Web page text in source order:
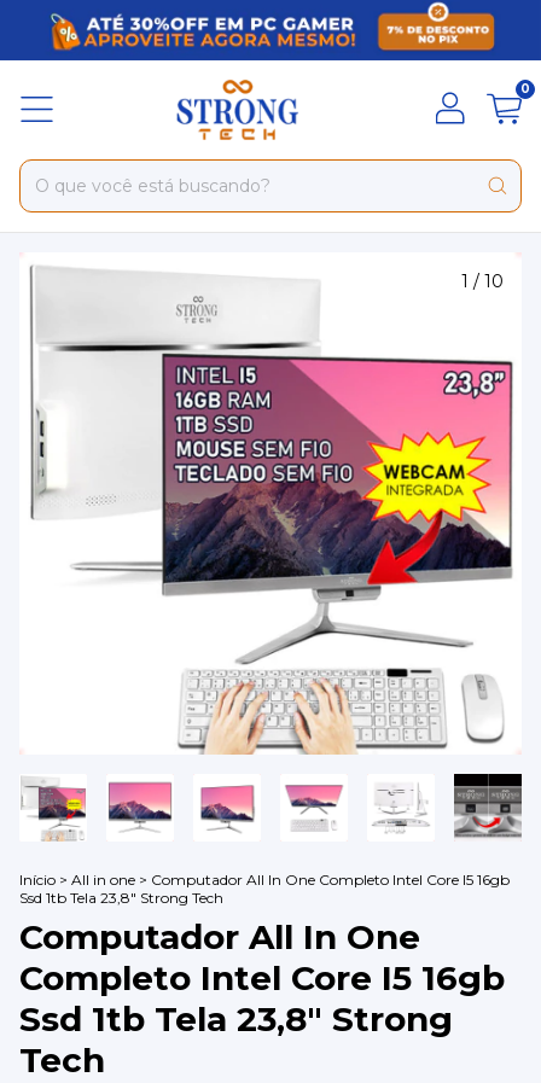
0
1 / 10
Início > All in one > Computador All In One Completo Intel Core I5 16gb
Ssd 1tb Tela 23,8" Strong Tech
Computador All In One
Completo Intel Core I5 16gb
Ssd 1tb Tela 23,8" Strong
Tech